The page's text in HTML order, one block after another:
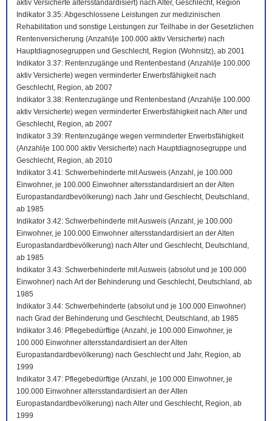
aktiv Versicherte altersstandardisiert) nach Alter, Geschlecht, Region
Indikator 3.35: Abgeschlossene Leistungen zur medizinischen
Rehabilitation und sonstige Leistungen zur Teilhabe in der Gesetzlichen
Rentenversicherung (Anzahl/je 100.000 aktiv Versicherte) nach
Hauptdiagnosegruppen und Geschlecht, Region (Wohnsitz), ab 2001
Indikator 3.37: Rentenzugänge und Rentenbestand (Anzahl/je 100.000
aktiv Versicherte) wegen verminderter Erwerbsfähigkeit nach
Geschlecht, Region, ab 2007
Indikator 3.38: Rentenzugänge und Rentenbestand (Anzahl/je 100.000
aktiv Versicherte) wegen verminderter Erwerbsfähigkeit nach Alter und
Geschlecht, Region, ab 2007
Indikator 3.39: Rentenzugänge wegen verminderter Erwerbsfähigkeit
(Anzahl/je 100.000 aktiv Versicherte) nach Hauptdiagnosegruppe und
Geschlecht, Region, ab 2010
Indikator 3.41: Schwerbehinderte mit Ausweis (Anzahl, je 100.000
Einwohner, je 100.000 Einwohner altersstandardisiert an der Alten
Europastandardbevölkerung) nach Jahr und Geschlecht, Deutschland,
ab 1985
Indikator 3.42: Schwerbehinderte mit Ausweis (Anzahl, je 100.000
Einwohner, je 100.000 Einwohner altersstandardisiert an der Alten
Europastandardbevölkerung) nach Alter und Geschlecht, Deutschland,
ab 1985
Indikator 3.43: Schwerbehinderte mit Ausweis (absolut und je 100.000
Einwohner) nach Art der Behinderung und Geschlecht, Deutschland, ab
1985
Indikator 3.44: Schwerbehinderte (absolut und je 100.000 Einwohner)
nach Grad der Behinderung und Geschlecht, Deutschland, ab 1985
Indikator 3.46: Pflegebedürftige (Anzahl, je 100.000 Einwohner, je
100.000 Einwohner altersstandardisiert an der Alten
Europastandardbevölkerung) nach Geschlecht und Jahr, Region, ab
1999
Indikator 3.47: Pflegebedürftige (Anzahl, je 100.000 Einwohner, je
100.000 Einwohner altersstandardisiert an der Alten
Europastandardbevölkerung) nach Alter und Geschlecht, Region, ab
1999